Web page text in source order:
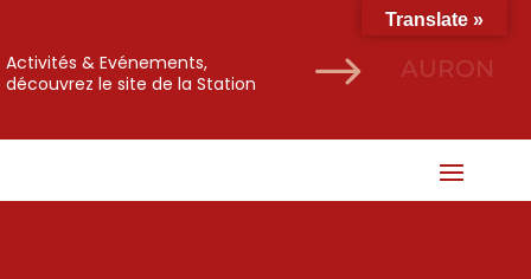
$
Activités & Evénements,
découvrez le site de la Station
AURON
Translate »